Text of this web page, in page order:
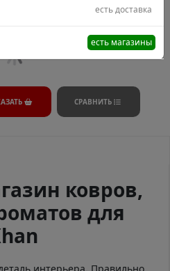
есть доставка
есть магазины
СРАВНИТЬ
ковров,
для